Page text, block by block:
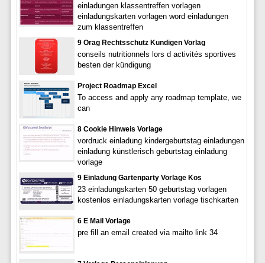
einladungen klassentreffen vorlagen
einladungskarten vorlagen word einladungen
zum klassentreffen
9 Orag Rechtsschutz Kundigen Vorlag
conseils nutritionnels lors d activités sportives
besten der kündigung
Project Roadmap Excel
To access and apply any roadmap template, we
can
8 Cookie Hinweis Vorlage
vordruck einladung kindergeburtstag einladungen
einladung künstlerisch geburtstag einladung
vorlage
9 Einladung Gartenparty Vorlage Kos
23 einladungskarten 50 geburtstag vorlagen
kostenlos einladungskarten vorlage tischkarten
6 E Mail Vorlage
pre fill an email created via mailto link 34